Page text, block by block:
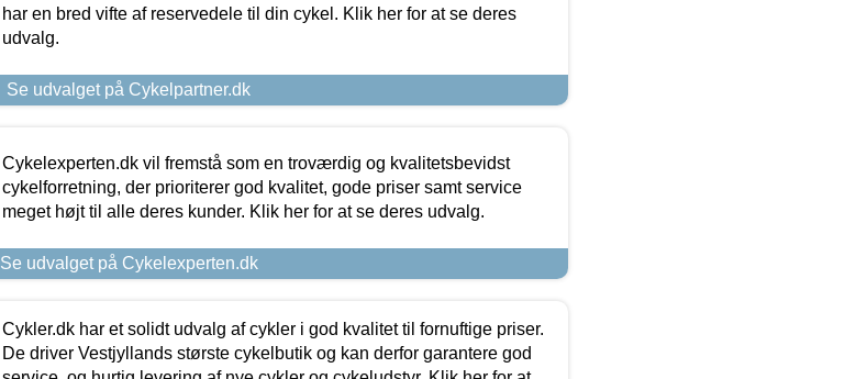
har en bred vifte af reservedele til din cykel. Klik her for at se deres
udvalg.
Se udvalget på Cykelpartner.dk
Cykelexperten.dk vil fremstå som en troværdig og kvalitetsbevidst
cykelforretning, der prioriterer god kvalitet, gode priser samt service
meget højt til alle deres kunder. Klik her for at se deres udvalg.
Se udvalget på Cykelexperten.dk
Cykler.dk har et solidt udvalg af cykler i god kvalitet til fornuftige priser.
De driver Vestjyllands største cykelbutik og kan derfor garantere god